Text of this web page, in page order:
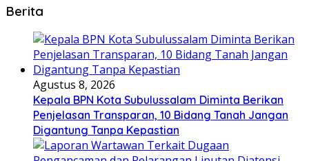
Berita
Agustus 8, 2026
Kepala BPN Kota Subulussalam Diminta Berikan
Penjelasan Transparan, 10 Bidang Tanah Jangan
Digantung Tanpa Kepastian